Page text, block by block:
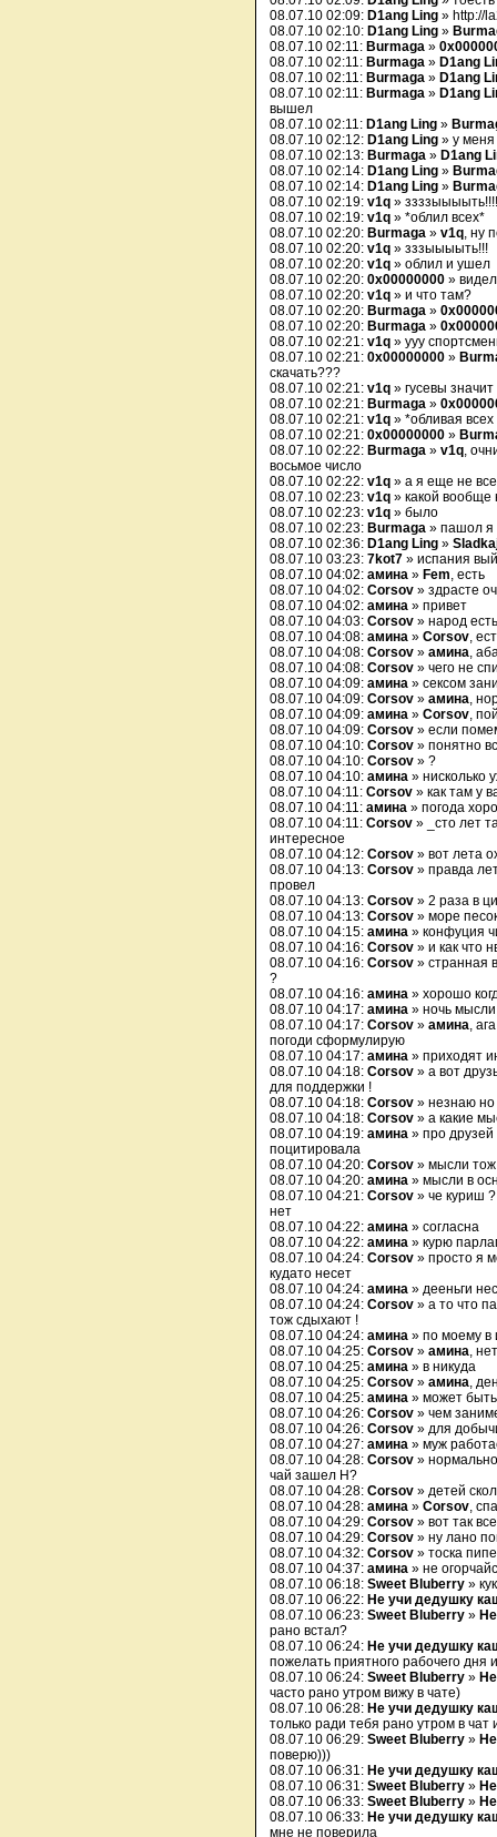
08.07.10 02:09: D1ang Ling » http://
08.07.10 02:10: D1ang Ling »
08.07.10 02:11: Burmaga »
08.07.10 02:11: Burmaga » D1ang
08.07.10 02:11: Burmaga » D1ang
08.07.10 02:11: Burmaga » D1ang
вышел
08.07.10 02:11: D1ang Ling »
08.07.10 02:12: D1ang Ling » у меня
08.07.10 02:13: Burmaga » D1ang
08.07.10 02:14: D1ang Ling »
08.07.10 02:14: D1ang Ling »
08.07.10 02:19: v1q » ззззыыыыть!!!!
08.07.10 02:19: v1q » *облил всех*
08.07.10 02:20: Burmaga » v1q, ну
08.07.10 02:20: v1q » зззыыыыть!!!
08.07.10 02:20: v1q » облил и ушел
08.07.10 02:20: 0x00000000 »
08.07.10 02:20: v1q » и что там?
08.07.10 02:20: Burmaga »
08.07.10 02:20: Burmaga »
08.07.10 02:21: v1q » ууу
08.07.10 02:21: 0x00000000 »
скачать???
08.07.10 02:21: v1q » гусевы значит
08.07.10 02:21: Burmaga »
08.07.10 02:21: v1q » *обливая
08.07.10 02:21: 0x00000000 »
08.07.10 02:22: Burmaga » v1q,
восьмое число
08.07.10 02:22: v1q » а я еще не
08.07.10 02:23: v1q » какой вообще
08.07.10 02:23: v1q » было
08.07.10 02:23: Burmaga » пашол я
08.07.10 02:36: D1ang Ling »
08.07.10 03:23: 7kot7 » испания
08.07.10 04:02: амина » Fem, есть
08.07.10 04:02: Corsov » здрасте
08.07.10 04:02: амина » привет
08.07.10 04:03: Corsov » народ
08.07.10 04:08: амина » Corsov,
08.07.10 04:08: Corsov » амина,
08.07.10 04:08: Corsov » чего не
08.07.10 04:09: амина » сексом
08.07.10 04:09: Corsov » амина,
08.07.10 04:09: амина » Corsov,
08.07.10 04:09: Corsov » если
08.07.10 04:10: Corsov » понятно
08.07.10 04:10: Corsov » ?
08.07.10 04:10: амина » нисколько
08.07.10 04:11: Corsov » как там у
08.07.10 04:11: амина » погода
08.07.10 04:11: Corsov » _сто лет
интересное
08.07.10 04:12: Corsov » вот лета
08.07.10 04:13: Corsov » правда
провел
08.07.10 04:13: Corsov » 2 раза в
08.07.10 04:13: Corsov » море
08.07.10 04:15: амина » конфуция
08.07.10 04:16: Corsov » и как что
08.07.10 04:16: Corsov » странная
?
08.07.10 04:16: амина » хорошо
08.07.10 04:17: амина » ночь
08.07.10 04:17: Corsov » амина,
погоди сформулирую
08.07.10 04:17: амина » приходят
08.07.10 04:18: Corsov » а вот
для поддержки !
08.07.10 04:18: Corsov » незнаю но
08.07.10 04:18: Corsov » а какие
08.07.10 04:19: амина » про друзей
поцитировала
08.07.10 04:20: Corsov » мысли
08.07.10 04:20: амина » мысли в
08.07.10 04:21: Corsov » че куриш
нет
08.07.10 04:22: амина » согласна
08.07.10 04:22: амина » курю
08.07.10 04:24: Corsov » просто я
кудато несет
08.07.10 04:24: амина » дееньги
08.07.10 04:24: Corsov » а то что
тож сдыхают !
08.07.10 04:24: амина » по моему в
08.07.10 04:25: Corsov » амина,
08.07.10 04:25: амина » в никуда
08.07.10 04:25: Corsov » амина,
08.07.10 04:25: амина » может быть
08.07.10 04:26: Corsov » чем
08.07.10 04:26: Corsov » для
08.07.10 04:27: амина » муж
08.07.10 04:28: Corsov »
чай зашел Н?
08.07.10 04:28: Corsov » детей
08.07.10 04:28: амина » Corsov,
08.07.10 04:29: Corsov » вот так
08.07.10 04:29: Corsov » ну лано
08.07.10 04:32: Corsov » тоска
08.07.10 04:37: амина » не
08.07.10 06:18: Sweet Bluberry »
08.07.10 06:22: Не учи дедушку
08.07.10 06:23: Sweet Bluberry »
рано встал?
08.07.10 06:24: Не учи дедушку
пожелать приятного рабочего дня
08.07.10 06:24: Sweet Bluberry »
часто рано утром вижу в чате)
08.07.10 06:28: Не учи дедушку
только ради тебя рано утром в чат
08.07.10 06:29: Sweet Bluberry »
поверю)))
08.07.10 06:31: Не учи дедушку
08.07.10 06:31: Sweet Bluberry »
08.07.10 06:33: Sweet Bluberry »
08.07.10 06:33: Не учи дедушку
мне не поверила